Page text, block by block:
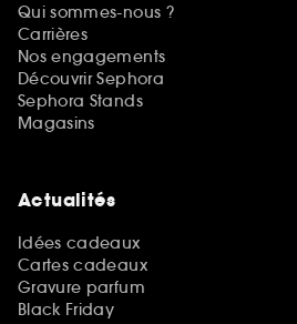
Qui sommes-nous ?
Carrières
Nos engagements
Découvrir Sephora
Sephora Stands
Magasins
Actualités
Idées cadeaux
Cartes cadeaux
Gravure parfum
Black Friday